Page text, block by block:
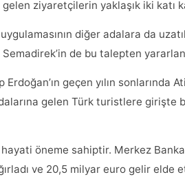
ziyaretçilerin yaklaşık iki katı
diğer adalara da
de bu talepten
geçen yılın sonlarında
gelen Türk turistlere girişte
öneme sahiptir. Merkez
ve 20,5 milyar euro gelir elde